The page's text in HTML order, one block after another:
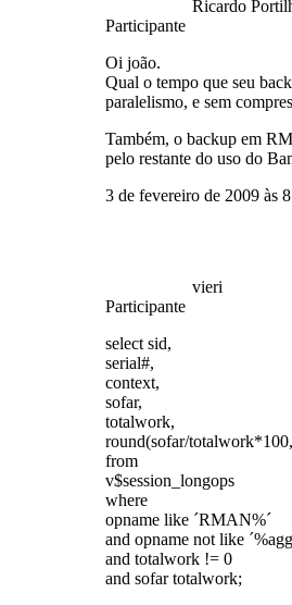
Ricardo
Participante
Oi joão.
Qual o tempo que seu
paralelismo, e sem
Também, o backup em
pelo restante do uso do
3 de fevereiro de 2009 às
vieri
Participante
select sid,
serial#,
context,
sofar,
totalwork,
round(sofar/
from
v$session_longops
where
opname like ´RMAN%´
and opname not like
and totalwork != 0
and sofar totalwork;